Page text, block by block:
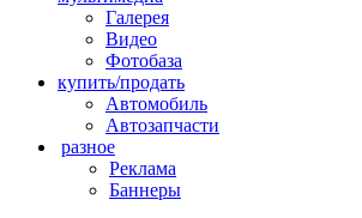
Галерея
Видео
Фотобаза
купить/продать
Автомобиль
Автозапчасти
разное
Реклама
Баннеры